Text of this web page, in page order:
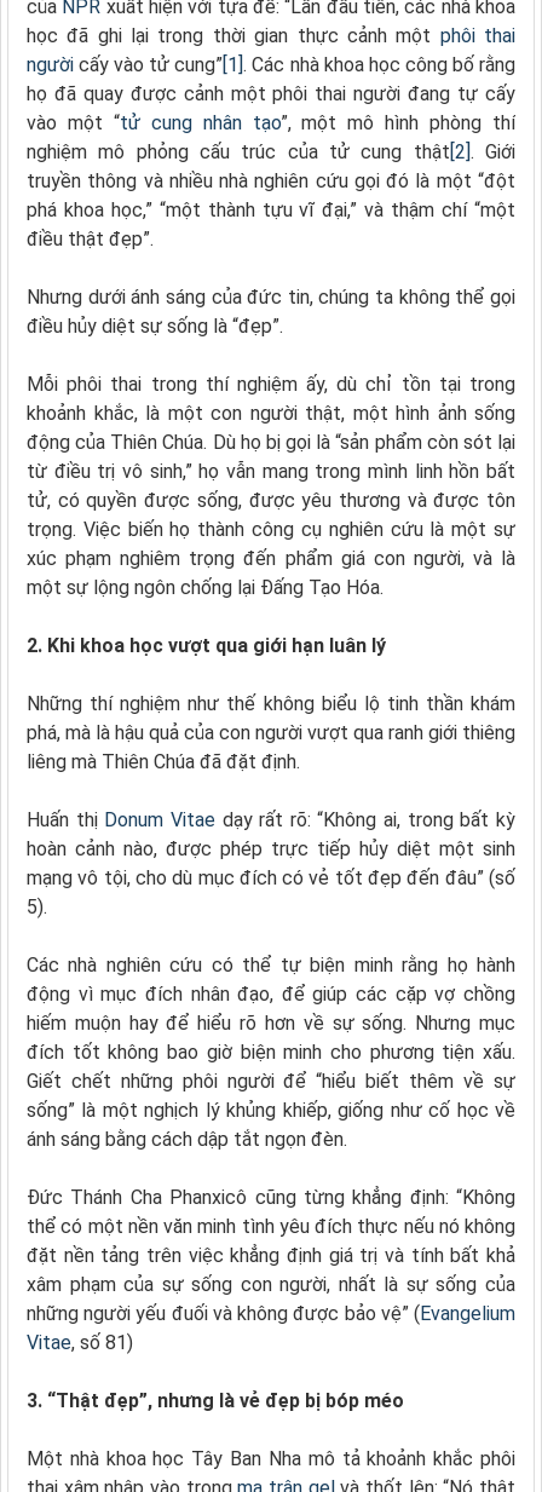
của NPR xuất hiện với tựa đề: “Lần đầu tiên, các nhà khoa
học đã ghi lại trong thời gian thực cảnh một phôi thai
người cấy vào tử cung”[1]. Các nhà khoa học công bố rằng
họ đã quay được cảnh một phôi thai người đang tự cấy
vào một “tử cung nhân tạo”, một mô hình phòng thí
nghiệm mô phỏng cấu trúc của tử cung thật[2]. Giới
truyền thông và nhiều nhà nghiên cứu gọi đó là một “đột
phá khoa học,” “một thành tựu vĩ đại,” và thậm chí “một
điều thật đẹp”.
Nhưng dưới ánh sáng của đức tin, chúng ta không thể gọi
điều hủy diệt sự sống là “đẹp”.
Mỗi phôi thai trong thí nghiệm ấy, dù chỉ tồn tại trong
khoảnh khắc, là một con người thật, một hình ảnh sống
động của Thiên Chúa. Dù họ bị gọi là “sản phẩm còn sót lại
từ điều trị vô sinh,” họ vẫn mang trong mình linh hồn bất
tử, có quyền được sống, được yêu thương và được tôn
trọng. Việc biến họ thành công cụ nghiên cứu là một sự
xúc phạm nghiêm trọng đến phẩm giá con người, và là
một sự lộng ngôn chống lại Đấng Tạo Hóa.
2. Khi khoa học vượt qua giới hạn luân lý
Những thí nghiệm như thế không biểu lộ tinh thần khám
phá, mà là hậu quả của con người vượt qua ranh giới thiêng
liêng mà Thiên Chúa đã đặt định.
Huấn thị Donum Vitaedạy rất rõ: “Không ai, trong bất kỳ
hoàn cảnh nào, được phép trực tiếp hủy diệt một sinh
mạng vô tội, cho dù mục đích có vẻ tốt đẹp đến đâu” (số
5).
Các nhà nghiên cứu có thể tự biện minh rằng họ hành
động vì mục đích nhân đạo, để giúp các cặp vợ chồng
hiếm muộn hay để hiểu rõ hơn về sự sống. Nhưng mục
đích tốt không bao giờ biện minh cho phương tiện xấu.
Giết chết những phôi người để “hiểu biết thêm về sự
sống” là một nghịch lý khủng khiếp, giống như cố học về
ánh sáng bằng cách dập tắt ngọn đèn.
Đức Thánh Cha Phanxicô cũng từng khẳng định: “Không
thể có một nền văn minh tình yêu đích thực nếu nó không
đặt nền tảng trên việc khẳng định giá trị và tính bất khả
xâm phạm của sự sống con người, nhất là sự sống của
những người yếu đuối và không được bảo vệ” (Evangelium
Vitae, số 81)
3. “Thật đẹp”, nhưng là vẻ đẹp bị bóp méo
Một nhà khoa học Tây Ban Nha mô tả khoảnh khắc phôi